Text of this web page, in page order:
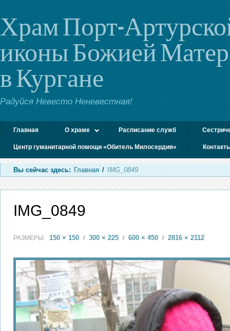
Храм Порт-
иконы Божией
в Кургане
Радуйся Невесто Неневестная!
Главная О храме Расписание служб
Центр гуманитарной помощи «Обитель Милосердия»
Вы сейчас здесь: Главная / IMG_0849
IMG_0849
РАЗМЕРЫ: 150 × 150 / 300 × 225 / 600 × 450 / 2816 × 2112